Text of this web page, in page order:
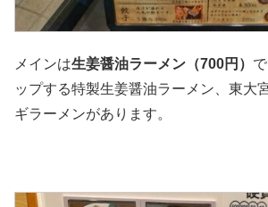
メインは生姜醤油ラーメン（700円）
ップする特製生姜醤油ラーメン、東大
ギラーメンがあります。